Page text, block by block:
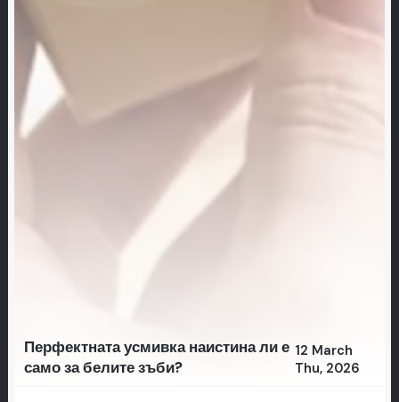
Перфектната усмивка наистина ли е
само за белите зъби?
12 March
Thu, 2026